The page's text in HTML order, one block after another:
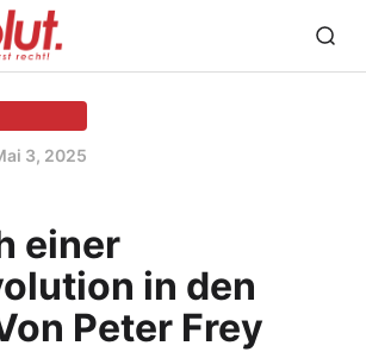
3, 2025
einer
in den
Peter Frey